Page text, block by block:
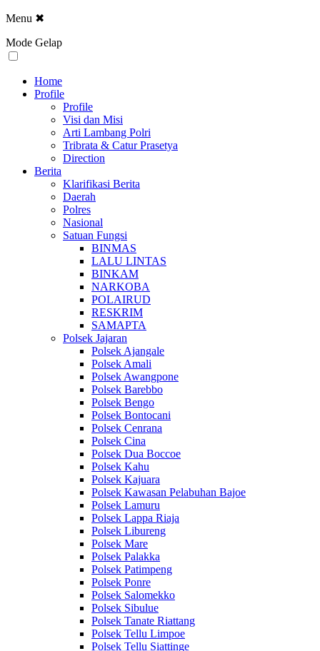
Menu ✖
Mode Gelap
Home
Profile
Profile
Visi dan Misi
Arti Lambang Polri
Tribrata & Catur Prasetya
Direction
Berita
Klarifikasi Berita
Daerah
Polres
Nasional
Satuan Fungsi
BINMAS
LALU LINTAS
BINKAM
NARKOBA
POLAIRUD
RESKRIM
SAMAPTA
Polsek Jajaran
Polsek Ajangale
Polsek Amali
Polsek Awangpone
Polsek Barebbo
Polsek Bengo
Polsek Bontocani
Polsek Cenrana
Polsek Cina
Polsek Dua Boccoe
Polsek Kahu
Polsek Kajuara
Polsek Kawasan Pelabuhan Bajoe
Polsek Lamuru
Polsek Lappa Riaja
Polsek Libureng
Polsek Mare
Polsek Palakka
Polsek Patimpeng
Polsek Ponre
Polsek Salomekko
Polsek Sibulue
Polsek Tanate Riattang
Polsek Tellu Limpoe
Polsek Tellu Siattinge